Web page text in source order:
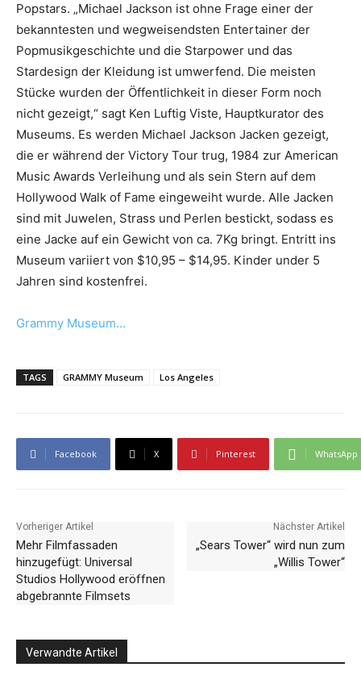
Popstars. „Michael Jackson ist ohne Frage einer der
bekanntesten und wegweisendsten Entertainer der
Popmusikgeschichte und die Starpower und das
Stardesign der Kleidung ist umwerfend. Die meisten
Stücke wurden der Öffentlichkeit in dieser Form noch
nicht gezeigt,“ sagt Ken Luftig Viste, Hauptkurator des
Museums. Es werden Michael Jackson Jacken gezeigt,
die er während der Victory Tour trug, 1984 zur American
Music Awards Verleihung und als sein Stern auf dem
Hollywood Walk of Fame eingeweiht wurde. Alle Jacken
sind mit Juwelen, Strass und Perlen bestickt, sodass es
eine Jacke auf ein Gewicht von ca. 7Kg bringt. Entritt ins
Museum variiert von $10,95 – $14,95. Kinder under 5
Jahren sind kostenfrei.
Grammy Museum…
TAGS GRAMMY Museum Los Angeles
Facebook X Pinterest WhatsApp
Vorheriger Artikel
Mehr Filmfassaden
hinzugefügt: Universal
Studios Hollywood eröffnen
abgebrannte Filmsets
Nächster Artikel
„Sears Tower“ wird nun zum
„Willis Tower“
Verwandte Artikel